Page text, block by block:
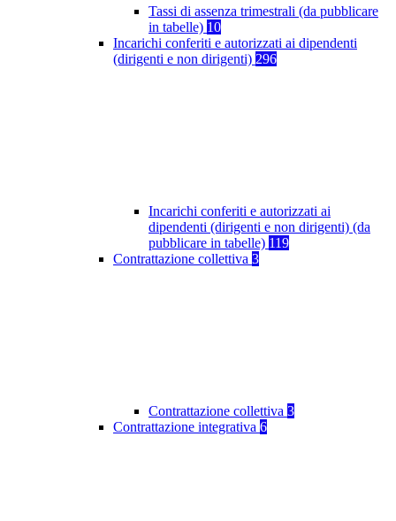
Tassi di assenza trimestrali (da pubblicare
in tabelle) 10
Incarichi conferiti e autorizzati ai dipendenti
(dirigenti e non dirigenti) 296
Incarichi conferiti e autorizzati ai
dipendenti (dirigenti e non dirigenti) (da
pubblicare in tabelle) 119
Contrattazione collettiva 3
Contrattazione collettiva 3
Contrattazione integrativa 6